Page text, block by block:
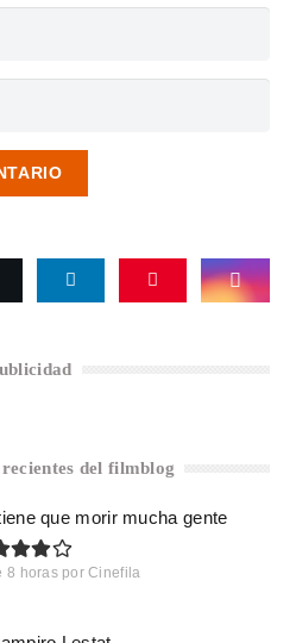
del filmblog
que morir mucha gente
8 horas por Cinefila